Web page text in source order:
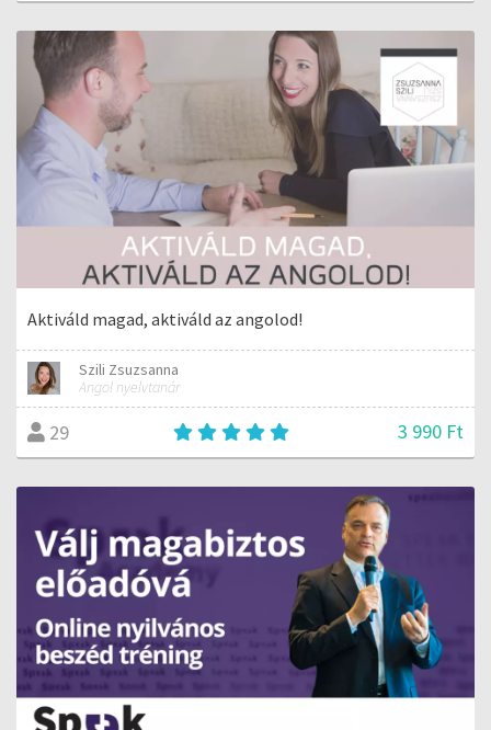
Aktiváld magad, aktiváld az angolod!
Szili Zsuzsanna
Angol nyelvtanár
29 3 990 Ft